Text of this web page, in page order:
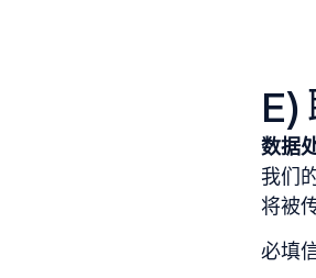
E)
数据
我们
将被
必填